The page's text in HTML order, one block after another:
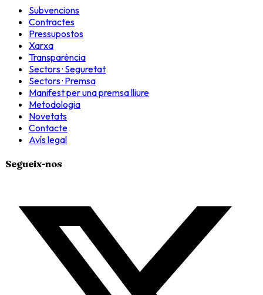
Subvencions
Contractes
Pressupostos
Xarxa
Transparència
Sectors · Seguretat
Sectors · Premsa
Manifest per una premsa lliure
Metodologia
Novetats
Contacte
Avís legal
Segueix-nos